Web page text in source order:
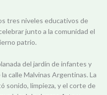
tres niveles educativos de
junto a la comunidad el
patrio.
del jardín de infantes y
calle Malvinas Argentinas. La
sonido, limpieza, y el corte de